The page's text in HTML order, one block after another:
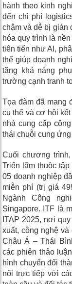
hành theo kinh
đến chi phí
chậm và dễ bị gián
hóa quy trình là
tiên tiến như AI,
thể giúp doanh
tăng khả năng
trường cạnh tranh
Tọa đàm đã mang
cụ thể và cơ hội
nhà cung cấp
thái chuỗi cung
Cuối chương
Triển lãm thuộc
05 doanh nghiệp
miễn phí (trị giá
Ngành Công
Singapore. ITF là
ITAP 2025, nơi
xuất, công nghệ
Châu Á – Thái
các phiên thảo
hình chuyển đổi
nối trực tiếp với